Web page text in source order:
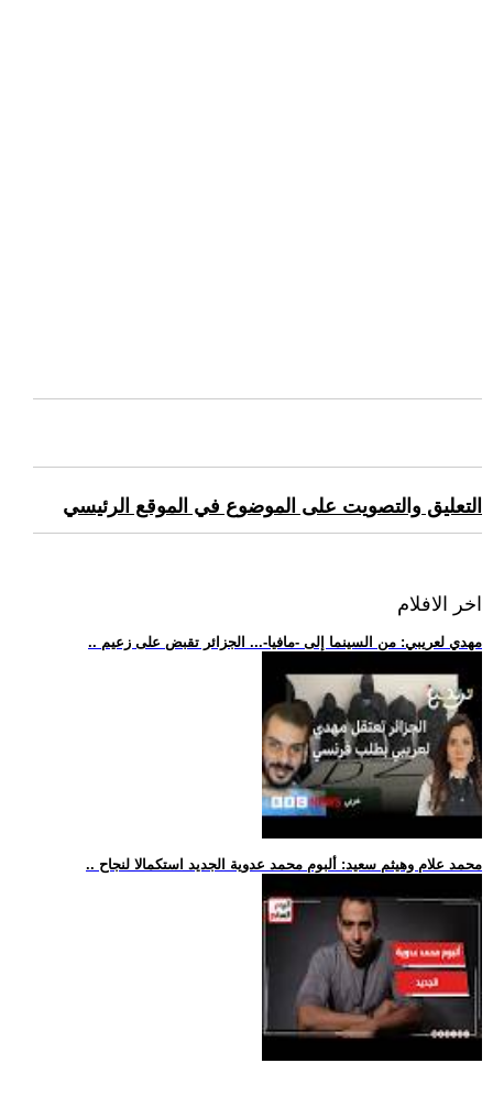
التعليق والتصويت على الموضوع في الموقع الرئيسي
اخر الافلام
.. مهدي لعريبي: من السينما إلى -مافيا-... الجزائر تقبض على زعيم
.. محمد علام وهيثم سعيد: ألبوم محمد عدوية الجديد استكمالا لنجاح